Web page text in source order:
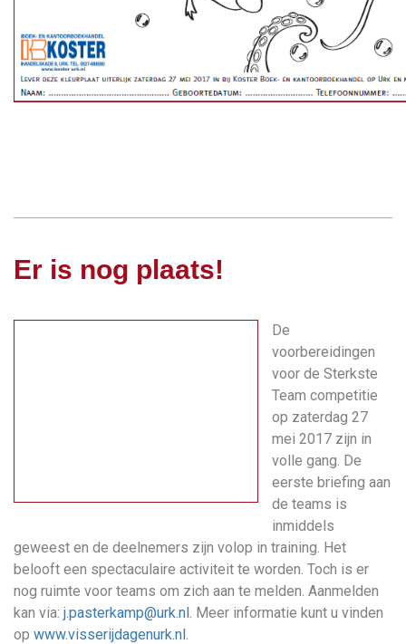
Er is nog plaats!
De
voorbereidingen
voor de Sterkste
Team competitie
op zaterdag 27
mei 2017 zijn in
volle gang. De
eerste briefing aan
de teams is
inmiddels
geweest en de deelnemers zijn volop in training. Het
belooft een spectaculaire activiteit te worden. Toch is er
nog ruimte voor teams om zich aan te melden. Aanmelden
kan via: j.pasterkamp@urk.nl. Meer informatie kunt u vinden
op www.visserijdagenurk.nl.